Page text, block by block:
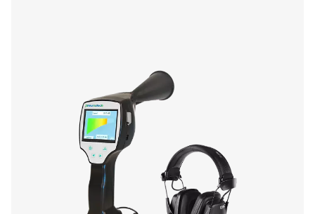
Omgivelsestemperatur
DIN EN 61326